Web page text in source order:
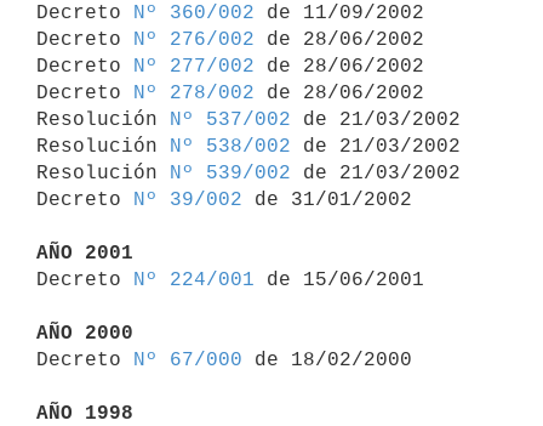
Decreto
Nº 360/002 de 11/09/2002
Decreto
Nº 276/002 de 28/06/2002
Decreto
Nº 277/002 de 28/06/2002
Decreto
Nº 278/002 de 28/06/2002
Resolución
Nº 537/002 de 21/03/2002
Resolución
Nº 538/002 de 21/03/2002
Resolución
Nº 539/002 de 21/03/2002
Decreto
Nº 39/002 de 31/01/2002
AÑO 2001
Decreto
Nº 224/001 de 15/06/2001
AÑO 2000
Decreto
Nº 67/000 de 18/02/2000
AÑO 1998